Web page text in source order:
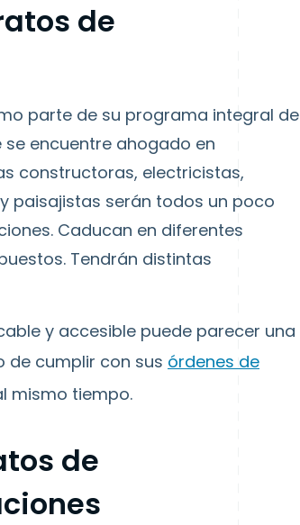
de
parte de su programa integral de
encuentre ahogado en
constructoras, electricistas,
paisajistas serán todos un poco
Caducan en diferentes
Tendrán distintas
y accesible puede parecer una
de cumplir con sus órdenes de
mismo tiempo.
de